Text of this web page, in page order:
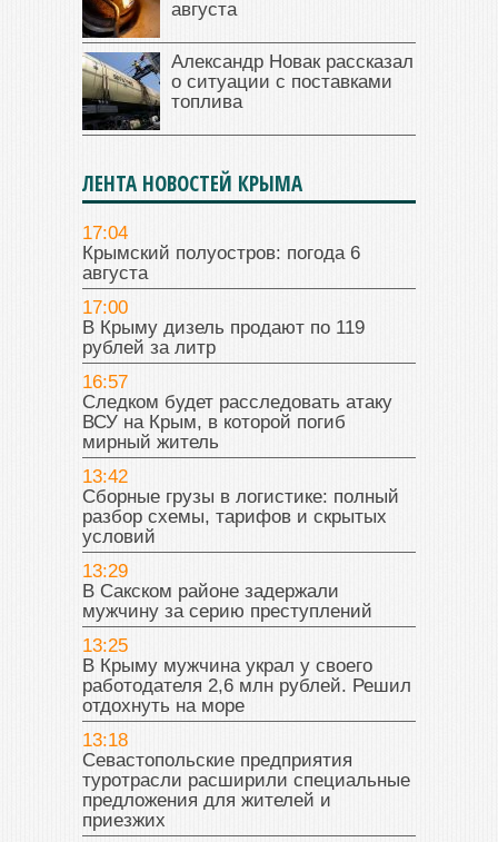
августа
Александр Новак рассказал
о ситуации с поставками
топлива
ЛЕНТА НОВОСТЕЙ КРЫМА
17:04
Крымский полуостров: погода 6
августа
17:00
В Крыму дизель продают по 119
рублей за литр
16:57
Следком будет расследовать атаку
ВСУ на Крым, в которой погиб
мирный житель
13:42
Сборные грузы в логистике: полный
разбор схемы, тарифов и скрытых
условий
13:29
В Сакском районе задержали
мужчину за серию преступлений
13:25
В Крыму мужчина украл у своего
работодателя 2,6 млн рублей. Решил
отдохнуть на море
13:18
Севастопольские предприятия
туротрасли расширили специальные
предложения для жителей и
приезжих